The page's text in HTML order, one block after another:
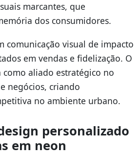
marcantes, que
dos consumidores.
comunicação visual de impacto
em vendas e fidelização. O
como aliado estratégico no
negócios, criando
no ambiente urbano.
personalizado
em neon